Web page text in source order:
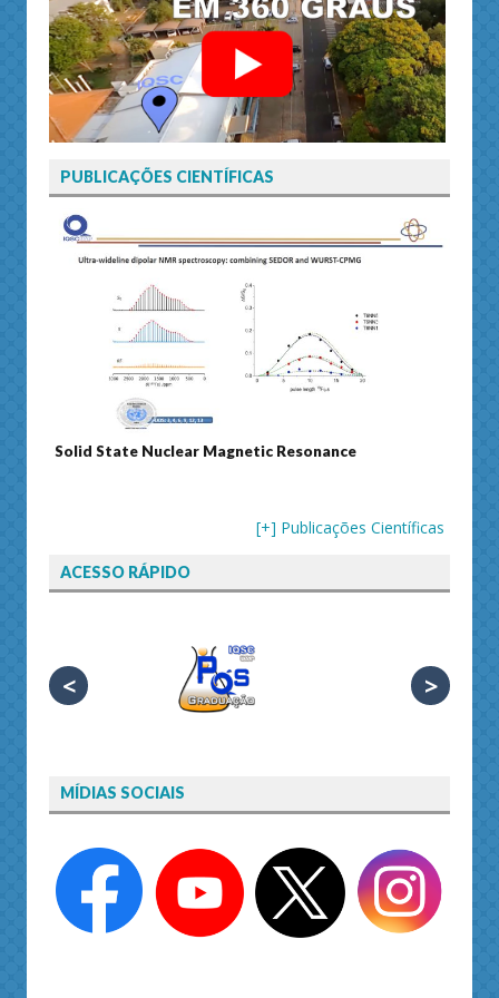
PUBLICAÇÕES CIENTÍFICAS
Solid State Nuclear Magnetic Resonance
[+] Publicações Científicas
ACESSO RÁPIDO
< >
MÍDIAS SOCIAIS